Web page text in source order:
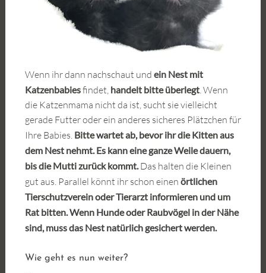
Wenn ihr dann nachschaut und ein Nest mit
Katzenbabiesfindet, handelt bitte überlegt. Wenn
die Katzenmama nicht da ist, sucht sie vielleicht
gerade Futter oder ein anderes sicheres Plätzchen für
Ihre Babies. Bitte wartet ab, bevor ihr die Kitten aus
dem Nest nehmt. Es kann eine ganze Weile dauern,
bis die Mutti zurück kommt.Das halten die Kleinen
gut aus. Parallel könnt ihr schon einen örtlichen
Tierschutzverein oder Tierarzt informieren und um
Rat bitten.Wenn Hunde oder Raubvögel in der Nähe
sind, muss das Nest natürlich gesichert werden.
Wie geht es nun weiter?